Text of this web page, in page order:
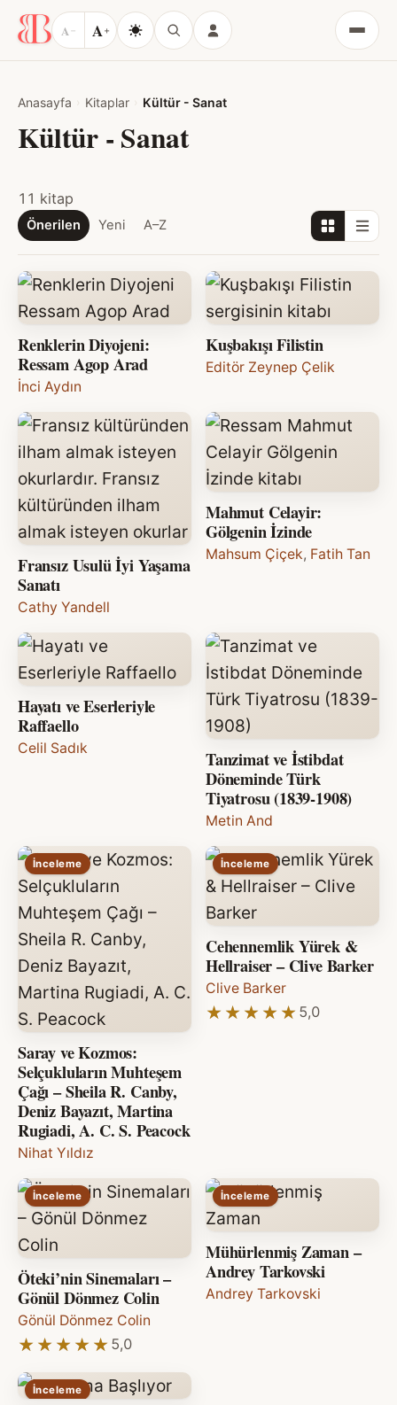
A − A+
Menü
Anasayfa Kitaplar Kültür - Sanat
Kültür - Sanat
11 kitap
Önerilen Yeni A–Z
Renklerin Diyojeni:
Ressam Agop Arad
İnci Aydın
Kuşbakışı Filistin
Editör Zeynep Çelik
Fransız Usulü İyi Yaşama
Sanatı
Cathy Yandell
Mahmut Celayir:
Gölgenin İzinde
Mahsum Çiçek, Fatih Tan
Hayatı ve Eserleriyle
Raffaello
Celil Sadık
Tanzimat ve İstibdat
Döneminde Türk
Tiyatrosu (1839-1908)
Metin And
İnceleme
Saray ve Kozmos:
Selçukluların Muhteşem
Çağı – Sheila R. Canby,
Deniz Bayazıt, Martina
Rugiadi, A. C. S. Peacock
Nihat Yıldız
İnceleme
Cehennemlik Yürek &
Hellraiser – Clive Barker
Clive Barker
★★★★★
★★★★★ 5,0
İnceleme
Öteki’nin Sinemaları –
Gönül Dönmez Colin
Gönül Dönmez Colin
★★★★★
★★★★★ 5,0
İnceleme
Mühürlenmiş Zaman –
Andrey Tarkovski
Andrey Tarkovski
İnceleme